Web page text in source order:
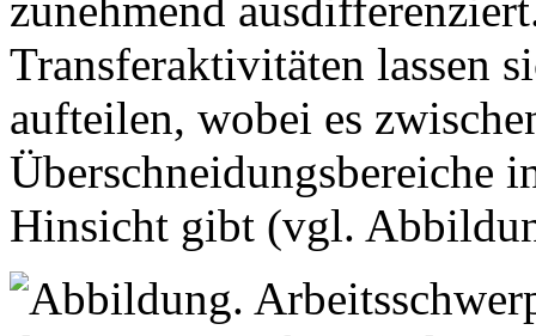
zunehmend
Transferaktivitäten lassen
aufteilen, wobei es
Überschneidungsbereiche
Hinsicht gibt (vgl.